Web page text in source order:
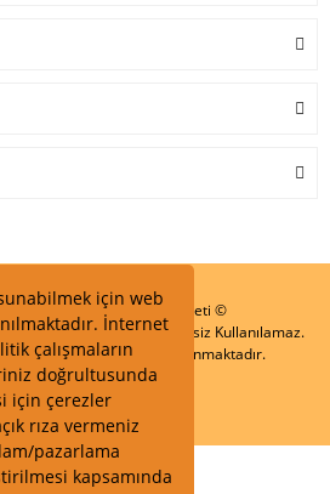
için web
İnternet
çalışmaların
doğrultusunda
için çerezler
rıza vermeniz
pazarlama
kapsamında
ve Ticaret Limited Şirketi ©
Tüm hakları saklıdır ve İzinsiz Kullanılamaz.
SSL Sertifikası ile Korunmaktadır.